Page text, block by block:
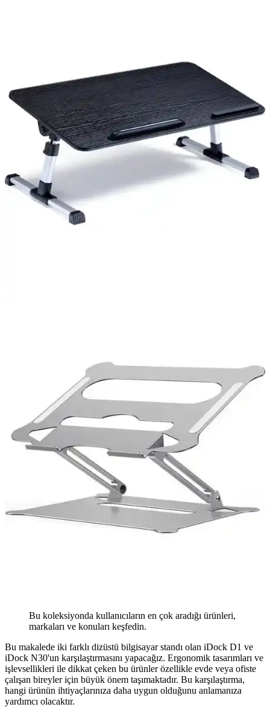
Bu koleksiyonda kullanıcıların en çok aradığı ürünleri,
markaları ve konuları keşfedin.
Bu makalede iki farklı dizüstü bilgisayar standı olan iDock D1 ve
iDock N30'un karşılaştırmasını yapacağız. Ergonomik tasarımları ve
işlevsellikleri ile dikkat çeken bu ürünler özellikle evde veya ofiste
çalışan bireyler için büyük önem taşımaktadır. Bu karşılaştırma,
hangi ürünün ihtiyaçlarınıza daha uygun olduğunu anlamanıza
yardımcı olacaktır.